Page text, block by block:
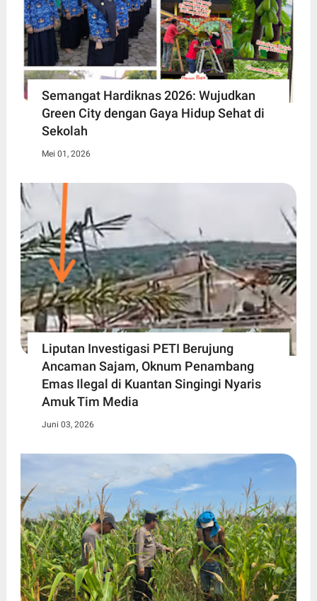
Semangat Hardiknas 2026: Wujudkan
Green City dengan Gaya Hidup Sehat di
Sekolah
Mei 01, 2026
Liputan Investigasi PETI Berujung
Ancaman Sajam, Oknum Penambang
Emas Ilegal di Kuantan Singingi Nyaris
Amuk Tim Media
Juni 03, 2026